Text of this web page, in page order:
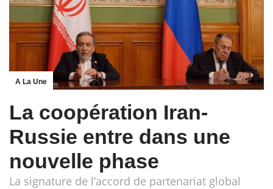
A La Une
La coopération Iran-
Russie entre dans une
nouvelle phase
La signature de l’accord de partenariat global